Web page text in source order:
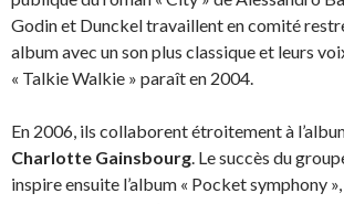
Godin et Dunckel travaillent en comité
album avec un son plus classique et leurs
« Talkie Walkie » paraît en 2004.
En 2006, ils collaborent étroitement à
Charlotte Gainsbourg . Le succès du
inspire ensuite l’album « Pocket symphony